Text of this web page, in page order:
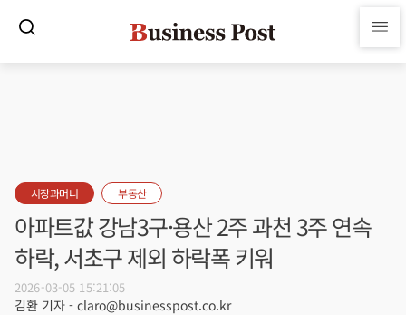
시장과머니 부동산
아파트값 강남3구·용산 2주 과천 3주 연속
하락, 서초구 제외 하락폭 키워
2026-03-05 15:21:05
김환 기자 - claro@businesspost.co.kr